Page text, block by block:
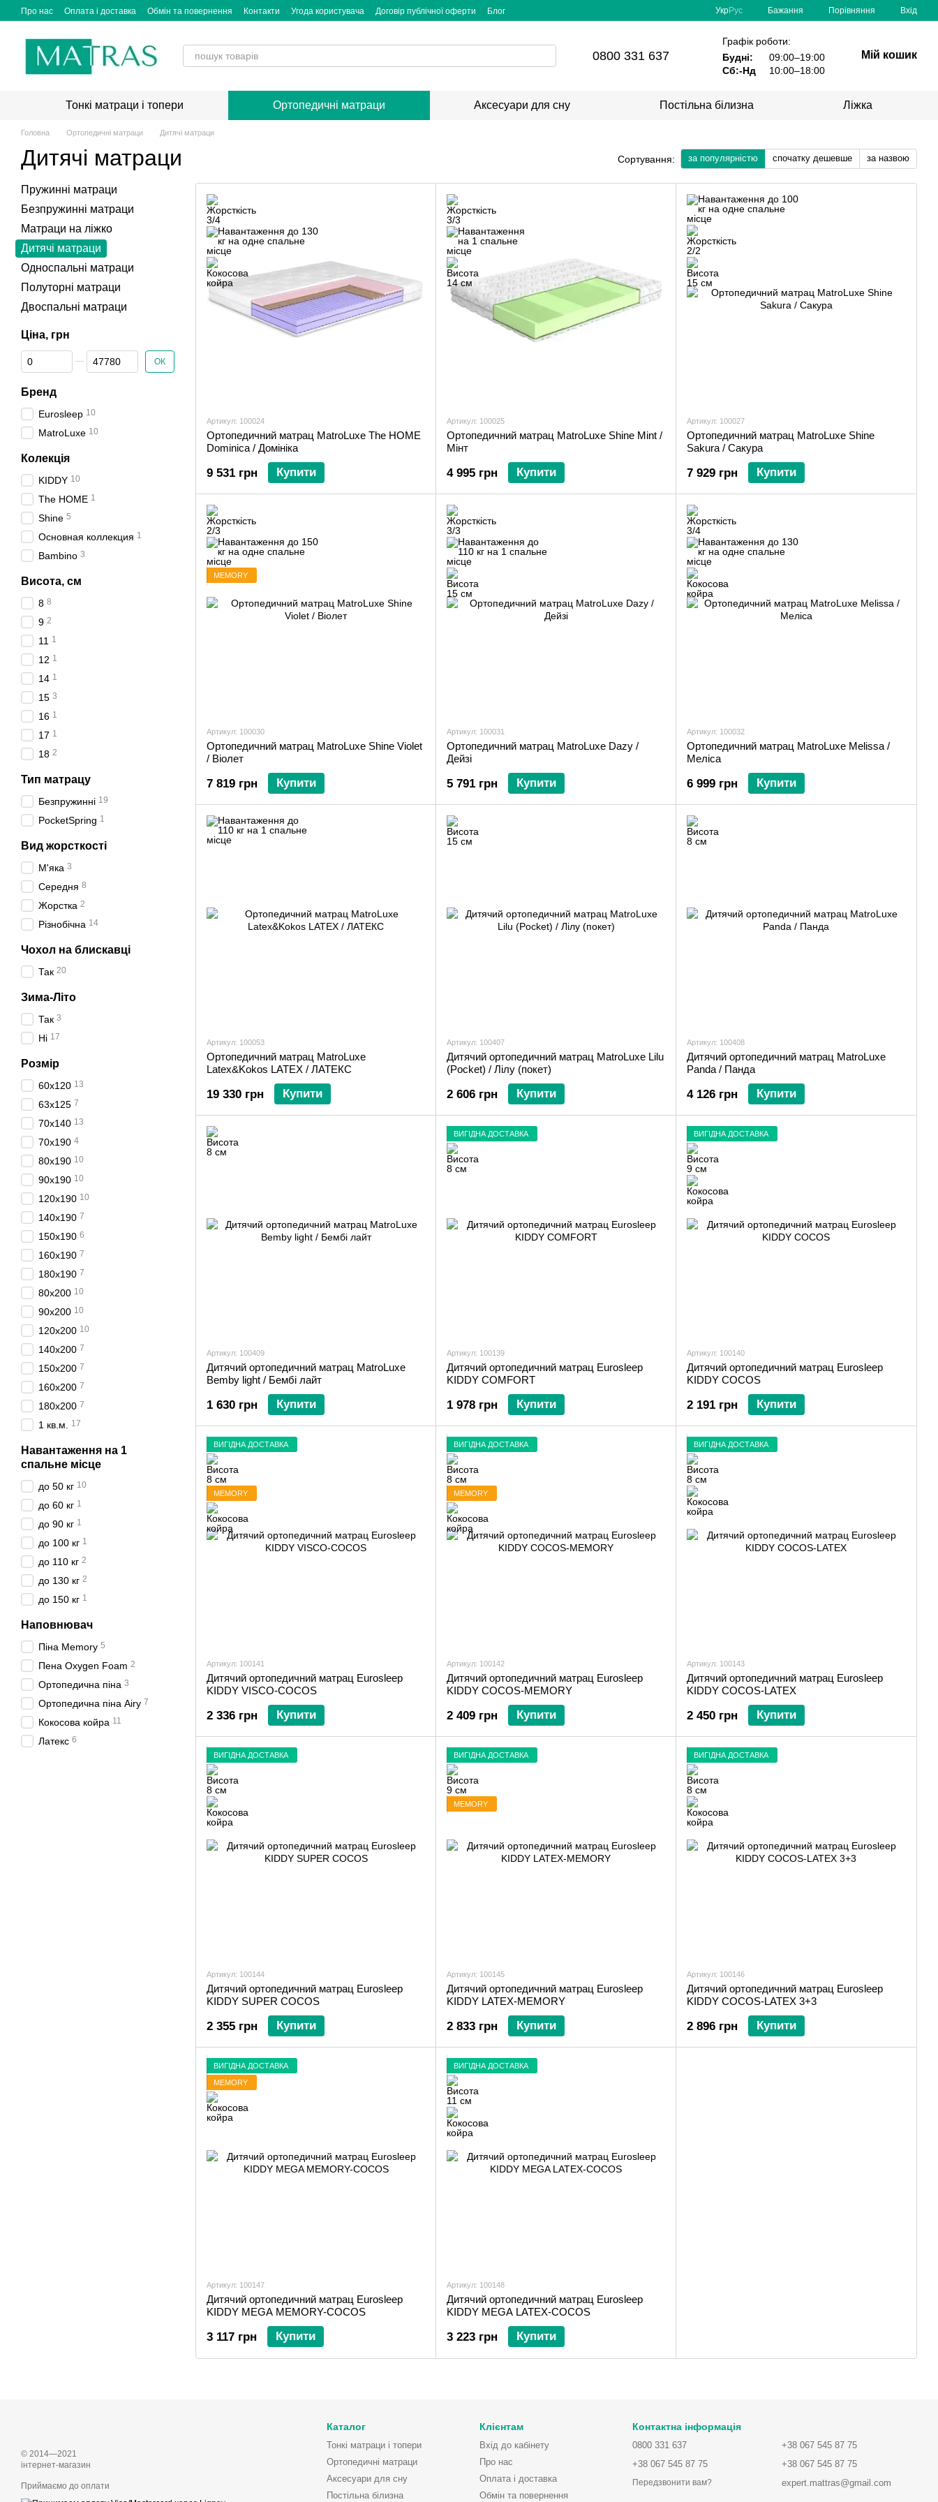
Перейти до основного контенту
Про нас Оплата і доставка Обмін та повернення Контакти Угода користувача Договір публічної оферти Блог УкрРус Бажання Порівняння Вхід
0800 331 637
Графік роботи:
Будні:
09:00–19:00
Сб:-Нд
10:00–18:00
Мій кошик
Тонкі матраци і топери Ортопедичні матраци Аксесуари для сну Постільна білизна Ліжка
Головна Ортопедичні матраци Дитячі матраци
Дитячі матраци Сортування: за популярністю спочатку дешевше за назвою
Артикул: 100024
Ортопедичний матрац MatroLuxe The HOME
Dominica / Домініка
9 531 грн Купити
Артикул: 100025
Ортопедичний матрац MatroLuxe Shine Mint /
Мінт
4 995 грн Купити
Артикул: 100027
Ортопедичний матрац MatroLuxe Shine
Sakura / Сакура
7 929 грн Купити
MEMORY
Артикул: 100030
Ортопедичний матрац MatroLuxe Shine Violet
/ Віолет
7 819 грн Купити
Артикул: 100031
Ортопедичний матрац MatroLuxe Dazy /
Дейзі
5 791 грн Купити
Артикул: 100032
Ортопедичний матрац MatroLuxe Melissa /
Меліса
6 999 грн Купити
Артикул: 100053
Ортопедичний матрац MatroLuxe
Latex&Kokos LATEX / ЛАТЕКС
19 330 грн Купити
Артикул: 100407
Дитячий ортопедичний матрац MatroLuxe Lilu
(Pocket) / Лілу (покет)
2 606 грн Купити
Артикул: 100408
Дитячий ортопедичний матрац MatroLuxe
Panda / Панда
4 126 грн Купити
Артикул: 100409
Дитячий ортопедичний матрац MatroLuxe
Bemby light / Бембі лайт
1 630 грн Купити
ВИГІДНА ДОСТАВКА
Артикул: 100139
Дитячий ортопедичний матрац Eurosleep
KIDDY COMFORT
1 978 грн Купити
ВИГІДНА ДОСТАВКА
Артикул: 100140
Дитячий ортопедичний матрац Eurosleep
KIDDY COCOS
2 191 грн Купити
ВИГІДНА ДОСТАВКА
MEMORY
Артикул: 100141
Дитячий ортопедичний матрац Eurosleep
KIDDY VISCO-СOСOS
2 336 грн Купити
ВИГІДНА ДОСТАВКА
MEMORY
Артикул: 100142
Дитячий ортопедичний матрац Eurosleep
KIDDY COCOS-MEMORY
2 409 грн Купити
ВИГІДНА ДОСТАВКА
Артикул: 100143
Дитячий ортопедичний матрац Eurosleep
KIDDY COCOS-LATEX
2 450 грн Купити
ВИГІДНА ДОСТАВКА
Артикул: 100144
Дитячий ортопедичний матрац Eurosleep
KIDDY SUPER COCOS
2 355 грн Купити
ВИГІДНА ДОСТАВКА
MEMORY
Артикул: 100145
Дитячий ортопедичний матрац Eurosleep
KIDDY LATEX-MEMORY
2 833 грн Купити
ВИГІДНА ДОСТАВКА
Артикул: 100146
Дитячий ортопедичний матрац Eurosleep
KIDDY COCOS-LATEX 3+3
2 896 грн Купити
ВИГІДНА ДОСТАВКА
MEMORY
Артикул: 100147
Дитячий ортопедичний матрац Eurosleep
KIDDY MEGA MEMORY-COCOS
3 117 грн Купити
ВИГІДНА ДОСТАВКА
Артикул: 100148
Дитячий ортопедичний матрац Eurosleep
KIDDY MEGA LATEX-COCOS
3 223 грн Купити
Пружинні матраци
Безпружинні матраци
Матраци на ліжко
Дитячі матраци
Односпальні матраци
Полуторні матраци
Двоспальні матраци
Ціна, грн
Від Ціна, грн
До Ціна, грн ОК
Бренд
Eurosleep 10
MatroLuxe 10
Колекція
KIDDY 10
The HOME 1
Shine 5
Основная коллекция 1
Bambino 3
Висота, см
8 8
9 2
11 1
12 1
14 1
15 3
16 1
17 1
18 2
Тип матрацу
Безпружинні 19
PocketSpring 1
Вид жорсткості
М'яка 3
Середня 8
Жорстка 2
Різнобічна 14
Чохол на блискавці
Так 20
Зима-Літо
Так 3
Ні 17
Розмір
60х120 13
63х125 7
70х140 13
70х190 4
80х190 10
90х190 10
120х190 10
140х190 7
150х190 6
160х190 7
180х190 7
80х200 10
90х200 10
120х200 10
140х200 7
150х200 7
160х200 7
180х200 7
1 кв.м. 17
Навантаження на 1
спальне місце
до 50 кг 10
до 60 кг 1
до 90 кг 1
до 100 кг 1
до 110 кг 2
до 130 кг 2
до 150 кг 1
Наповнювач
Піна Memory 5
Пена Oxygen Foam 2
Ортопедична піна 3
Ортопедична піна Airy 7
Кокосова койра 11
Латекс 6
© 2014—2021
інтернет-магазин
Приймаємо до оплати
Каталог
Тонкі матраци і топери
Ортопедичні матраци
Аксесуари для сну
Постільна білизна
Клієнтам
Вхід до кабінету
Про нас
Оплата і доставка
Обмін та повернення
Контактна інформація
0800 331 637
+38 067 545 87 75
Передзвонити вам?
+38 067 545 87 75
+38 067 545 87 75
expert.mattras@gmail.com